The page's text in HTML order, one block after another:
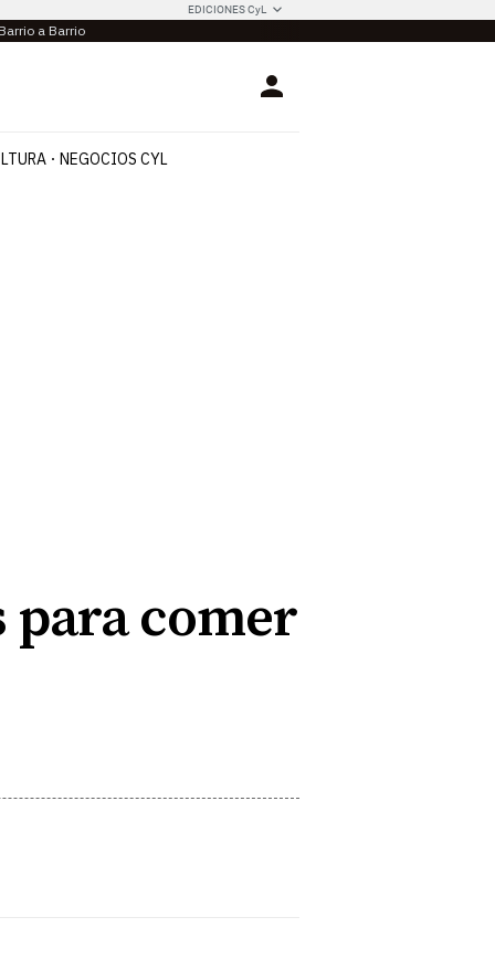
EDICIONES CyL
a Barrio
Login
NEGOCIOS CYL
para comer